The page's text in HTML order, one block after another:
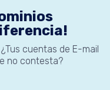
cuentas de E-mail
no contesta?